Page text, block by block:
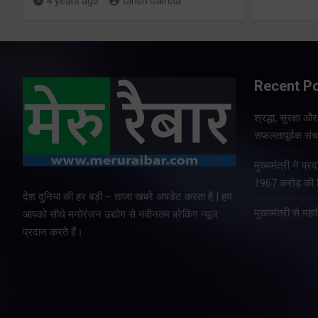
देश दुनिया की हर बड़ी – ताजा खबरे अपडेट करता है | हम
आपको सीधे मनोरंजन उद्योग से नवीनतम ब्रेकिंग न्यूज
प्रदान करते हैं।
Recent
श्रद्धा, सुरक्षा
सफलतापूर्वक
मुख्यमंत्री ने
1967 करोड़ की
मुख्यमंत्री से